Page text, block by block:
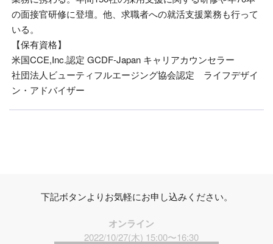
の面接官研修に登壇。他、求職者への就活支援業務も行って
いる。
【保有資格】
米国CCE,Inc.認定 GCDF-Japan キャリアカウンセラー
社団法人ビューティフルエージング協会認定 ライフデザイ
ン・アドバイザー
下記ボタンよりお気軽にお申し込みください。
オンライン
2022/10/27(木) 15:00〜16:30